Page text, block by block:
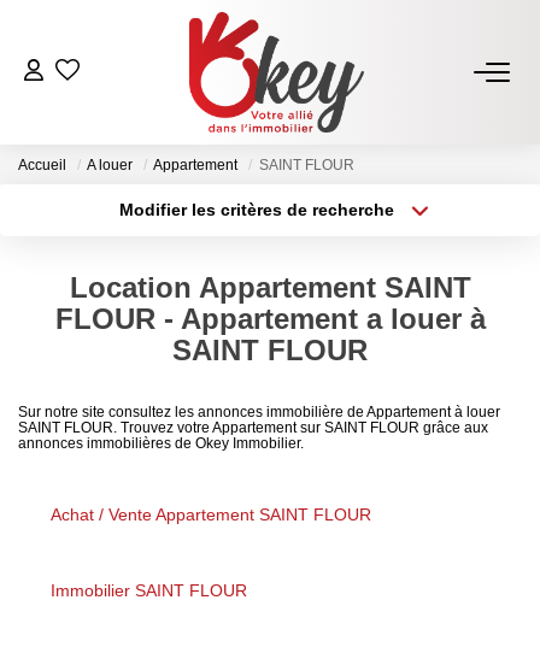
ACHETER
Terrains À Bâtir Issoire
VENDRE
Estimer Mon Bien
Vendre Avec Okey
Espace Vendeur
Accueil A louer Appartement SAINT FLOUR
Modifier les critères de recherche
Sélectionnez...
Type de bien
Surface min
Créer une alerte
Location Appartement SAINT
FLOUR - Appartement a louer à
SAINT FLOUR
Sur notre site consultez les annonces immobilière de Appartement à louer
SAINT FLOUR. Trouvez votre Appartement sur SAINT FLOUR grâce aux
annonces immobilières de Okey Immobilier.
Achat / Vente Appartement SAINT FLOUR
Immobilier SAINT FLOUR